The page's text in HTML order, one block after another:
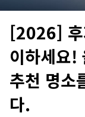
[2026] 후
이하세요!
추천 명소
다.